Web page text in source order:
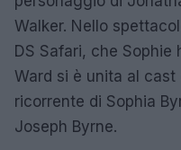
Walker. Nello
DS Safari, che
Ward si è unita al
ricorrente di Sophia
Joseph Byrne.